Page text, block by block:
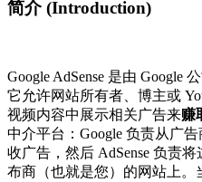
简介 (Introduction)
Google AdSense 是由 Google
它允许网站所有者、博主或
视频内容中展示相关广告来赚
中介平台：Google 负责从广
收广告，然后 AdSense 负责
布商（也就是您）的网站上